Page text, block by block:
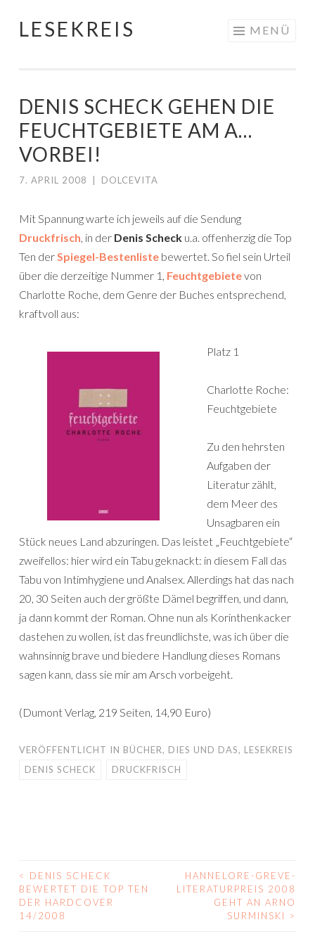
Springe
LESEKREIS MENÜ
DENIS SCHECK GEHEN DIE
FEUCHTGEBIETE AM A…
VORBEI!
7. APRIL 2008 DOLCEVITA
Mit Spannung warte ich jeweils auf die Sendung
Druckfrisch, in der Denis Scheck u.a. offenherzig die Top
Ten derSpiegel-Bestenliste bewertet. So fiel sein Urteil
über die derzeitige Nummer 1, Feuchtgebietevon
Charlotte Roche, dem Genre der Buches entsprechend,
kraftvoll aus:
Platz 1
Charlotte Roche:
Feuchtgebiete
Zu den hehrsten
Aufgaben der
Literatur zählt,
dem Meer des
Unsagbaren ein
Stück neues Land abzuringen. Das leistet „Feuchtgebiete“
zweifellos: hier wird ein Tabu geknackt: in diesem Fall das
Tabu von Intimhygiene und Analsex. Allerdings hat das nach
20, 30 Seiten auch der größte Dämel begriffen, und dann,
ja dann kommt der Roman. Ohne nun als Korinthenkacker
dastehen zu wollen, ist das freundlichste, was ich über die
wahnsinnig brave und biedere Handlung dieses Romans
sagen kann, dass sie mir am Arsch vorbeigeht.
(Dumont Verlag, 219 Seiten, 14,90 Euro)
VERÖFFENTLICHT IN BÜCHER, DIES UND DAS, LESEKREIS
DENIS SCHECK
DRUCKFRISCH
BEITRAGS-
NAVIGATION
<
DENIS SCHECK
BEWERTET DIE TOP TEN
DER HARDCOVER
14/2008
HANNELORE-GREVE-
LITERATURPREIS 2008
GEHT AN ARNO
SURMINSKI
>